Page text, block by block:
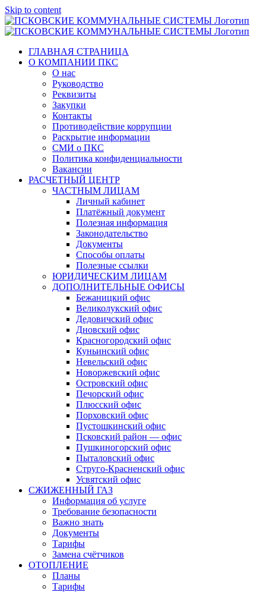
Skip to content
ГЛАВНАЯ СТРАНИЦА
О КОМПАНИИ ПКС
О нас
Руководство
Реквизиты
Закупки
Контакты
Противодействие коррупции
Раскрытие информации
СМИ о ПКС
Политика конфиденциальности
Вакансии
РАСЧЕТНЫЙ ЦЕНТР
ЧАСТНЫМ ЛИЦАМ
Личный кабинет
Платёжный документ
Полезная информация
Законодательство
Документы
Способы оплаты
Полезные ссылки
ЮРИДИЧЕСКИМ ЛИЦАМ
ДОПОЛНИТЕЛЬНЫЕ ОФИСЫ
Бежаницкий офис
Великолукский офис
Дедовичский офис
Дновский офис
Красногородский офис
Куньинский офис
Невельский офис
Новоржевский офис
Островский офис
Печорский офис
Плюсский офис
Порховский офис
Пустошкинский офис
Псковский район — офис
Пушкиногорский офис
Пыталовский офис
Струго-Красненский офис
Усвятский офис
СЖИЖЕННЫЙ ГАЗ
Информация об услуге
Требование безопасности
Важно знать
Документы
Тарифы
Замена счётчиков
ОТОПЛЕНИЕ
Планы
Тарифы